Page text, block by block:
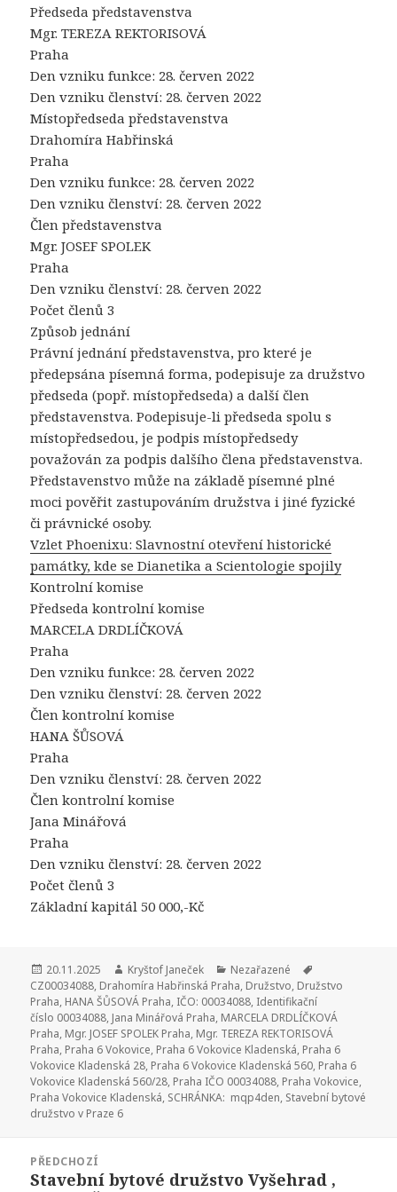
Předseda představenstva
Mgr. TEREZA REKTORISOVÁ
Praha
Den vzniku funkce: 28. červen 2022
Den vzniku členství: 28. červen 2022
Místopředseda představenstva
Drahomíra Habřinská
Praha
Den vzniku funkce: 28. červen 2022
Den vzniku členství: 28. červen 2022
Člen představenstva
Mgr. JOSEF SPOLEK
Praha
Den vzniku členství: 28. červen 2022
Počet členů 3
Způsob jednání
Právní jednání představenstva, pro které je
předepsána písemná forma, podepisuje za družstvo
předseda (popř. místopředseda) a další člen
představenstva. Podepisuje-li předseda spolu s
místopředsedou, je podpis místopředsedy
považován za podpis dalšího člena představenstva.
Představenstvo může na základě písemné plné
moci pověřit zastupováním družstva i jiné fyzické
či právnické osoby.
Vzlet Phoenixu: Slavnostní otevření historické
památky, kde se Dianetika a Scientologie spojily
Kontrolní komise
Předseda kontrolní komise
MARCELA DRDLÍČKOVÁ
Praha
Den vzniku funkce: 28. červen 2022
Den vzniku členství: 28. červen 2022
Člen kontrolní komise
HANA ŠŮSOVÁ
Praha
Den vzniku členství: 28. červen 2022
Člen kontrolní komise
Jana Minářová
Praha
Den vzniku členství: 28. červen 2022
Počet členů 3
Základní kapitál 50 000,-Kč
Publikováno:
20.11.2025 Autor:
Kryštof Janeček Rubriky:
Nezařazené
CZ00034088, Drahomíra Habřinská Praha, Družstvo, Družstvo
Praha, HANA ŠŮSOVÁ Praha, IČO: 00034088, Identifikační
číslo 00034088, Jana Minářová Praha, MARCELA DRDLÍČKOVÁ
Praha, Mgr. JOSEF SPOLEK Praha, Mgr. TEREZA REKTORISOVÁ
Praha, Praha 6 Vokovice, Praha 6 Vokovice Kladenská, Praha 6
Vokovice Kladenská 28, Praha 6 Vokovice Kladenská 560, Praha 6
Vokovice Kladenská 560/28, Praha IČO 00034088, Praha Vokovice,
Praha Vokovice Kladenská, SCHRÁNKA: mqp4den, Stavební bytové
družstvo v Praze 6
PŘEDCHOZÍ
Předchozí
Stavební bytové družstvo Vyšehrad ,